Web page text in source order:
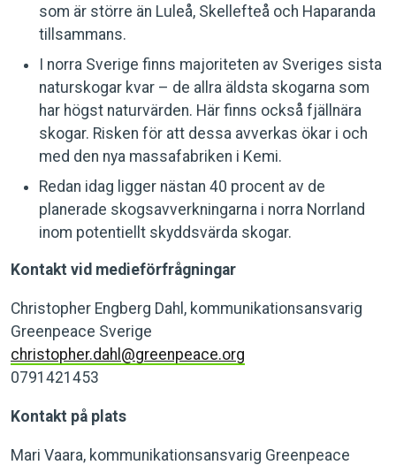
som är större än Luleå, Skellefteå och Haparanda
tillsammans.
I norra Sverige finns majoriteten av Sveriges sista
naturskogar kvar – de allra äldsta skogarna som
har högst naturvärden. Här finns också fjällnära
skogar. Risken för att dessa avverkas ökar i och
med den nya massafabriken i Kemi.
Redan idag ligger nästan 40 procent av de
planerade skogsavverkningarna i norra Norrland
inom potentiellt skyddsvärda skogar.
Kontakt vid medieförfrågningar
Christopher Engberg Dahl, kommunikationsansvarig
Greenpeace Sverige
christopher.dahl@greenpeace.org
0791421453
Kontakt på plats
Mari Vaara, kommunikationsansvarig Greenpeace